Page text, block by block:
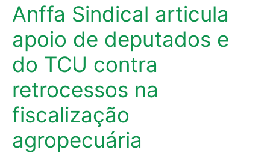
Anffa Sindical articula
apoio de deputados e
do TCU contra
retrocessos na
fiscalização
agropecuária